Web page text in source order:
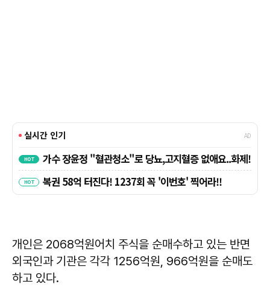
개인은 2068억원어치 주식을 순매수하고 있는 반면
외국인과 기관은 각각 1256억원, 966억원을 순매도
하고 있다.